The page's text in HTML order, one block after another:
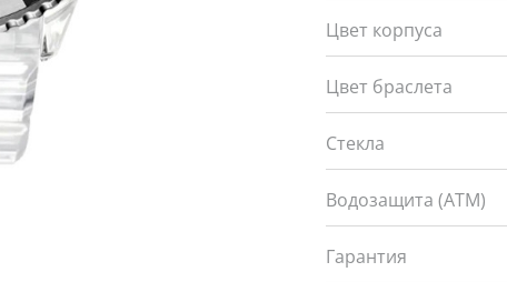
Цвет корпуса
Цвет браслета
Стекла
Водозащита (АТМ)
Гарантия